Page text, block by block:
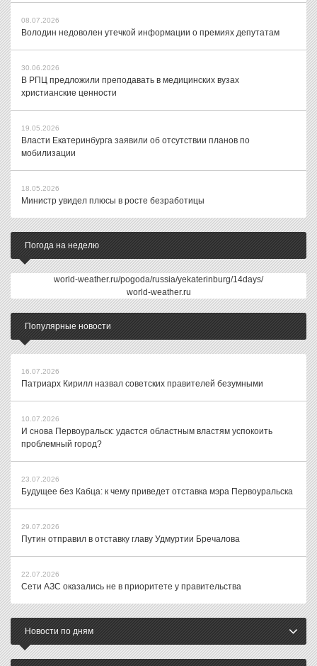
08.07.2026
Володин недоволен утечкой информации о премиях депутатам
30.06.2026
В РПЦ предложили преподавать в медицинских вузах
христианские ценности
19.05.2026
Власти Екатеринбурга заявили об отсутствии планов по
мобилизации
18.05.2026
Министр увидел плюсы в росте безработицы
Погода на неделю
world-weather.ru/pogoda/russia/yekaterinburg/14days/
world-weather.ru
Популярные новости
16.07.2026
Патриарх Кирилл назвал советских правителей безумными
10.07.2026
И снова Первоуральск: удастся областным властям успокоить
проблемный город?
23.07.2026
Будущее без Кабца: к чему приведет отставка мэра Первоуральска
29.07.2026
Путин отправил в отставку главу Удмуртии Бречалова
22.07.2026
Сети АЗС оказались не в приоритете у правительства
Новости по дням